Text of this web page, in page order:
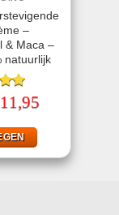
–
& Maca –
natuurlijk
5
11,95prijs